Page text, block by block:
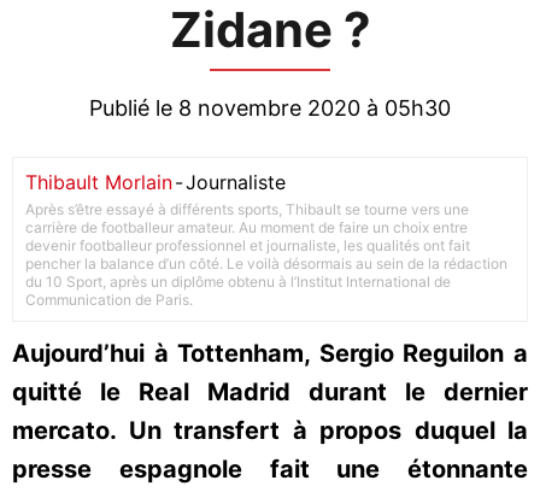
Zidane ?
Publié le 8 novembre 2020 à 05h30
Thibault Morlain-Journaliste
Après s’être essayé à différents sports, Thibault se tourne vers une
carrière de footballeur amateur. Au moment de faire un choix entre
devenir footballeur professionnel et journaliste, les qualités ont fait
pencher la balance d’un côté. Le voilà désormais au sein de la rédaction
du 10 Sport, après un diplôme obtenu à l’Institut International de
Communication de Paris.
Aujourd’hui à Tottenham, Sergio Reguilon a
quitté le Real Madrid durant le dernier
mercato. Un transfert à propos duquel la
presse espagnole fait une étonnante